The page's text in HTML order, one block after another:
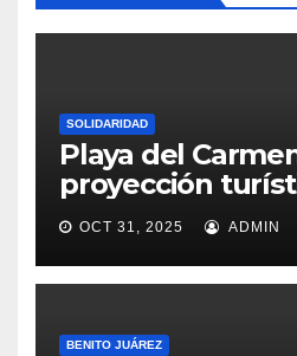
SOLIDARIDAD
Playa del
proyección
OCT 31, 2025 ADMIN
BENITO JUÁREZ